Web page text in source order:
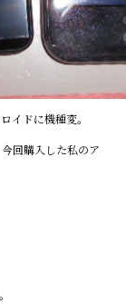
イドに機種変。
回購入した私のア